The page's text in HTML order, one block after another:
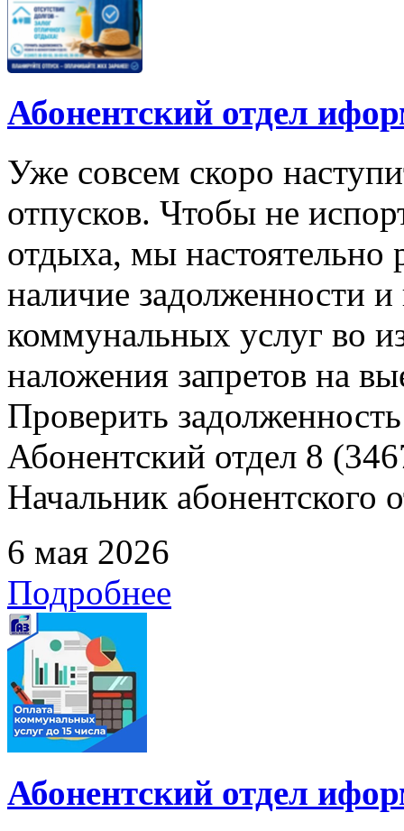
Абонентский отдел
Уже совсем скоро
отпусков. Чтобы не
отдыха, мы настоятельно
наличие задолженности и
коммунальных услуг во
наложения запретов на
Проверить
Абонентский отдел 8
Начальник абонентского
6 мая 2026
Подробнее
Абонентский отдел